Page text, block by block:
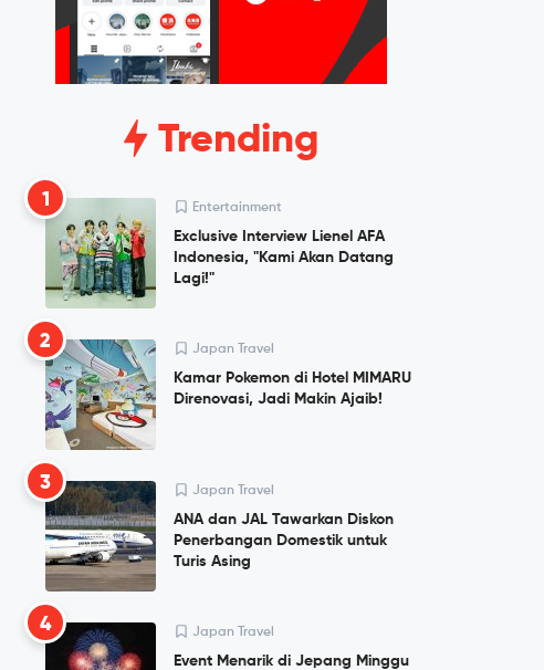
Trending
1 Entertainment
Exclusive Interview Lienel AFA
Indonesia, "Kami Akan Datang
Lagi!"
2 Japan Travel
Kamar Pokemon di Hotel MIMARU
Direnovasi, Jadi Makin Ajaib!
3 Japan Travel
ANA dan JAL Tawarkan Diskon
Penerbangan Domestik untuk
Turis Asing
4 Japan Travel
Event Menarik di Jepang Minggu